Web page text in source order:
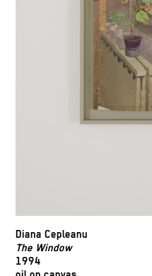
Diana Cepleanu
The Window
1994